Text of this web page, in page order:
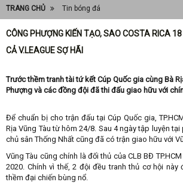
TRANG CHỦ Tin bóng đá
CÔNG PHƯỢNG KIẾN TẠO, SAO COSTA RICA
CẢ V.LEAGUE SỢ HÃI
Trước thềm tranh tài tứ kết Cúp Quốc gia cùng Bà
Phượng và các đồng đội đã thi đấu giao hữu với
Để chuẩn bị cho trận đấu tại Cúp Quốc gia,
Rịa Vũng Tàu từ hôm 24/8. Sau 4 ngày tập luyện
chủ sân Thống Nhất cũng đã có trận giao hữu với
Vũng Tàu cũng chính là đối thủ của CLB BĐ
2020. Chính vì thế, 2 đội đều tranh thủ cơ hội
thềm đại chiến bùng nổ.